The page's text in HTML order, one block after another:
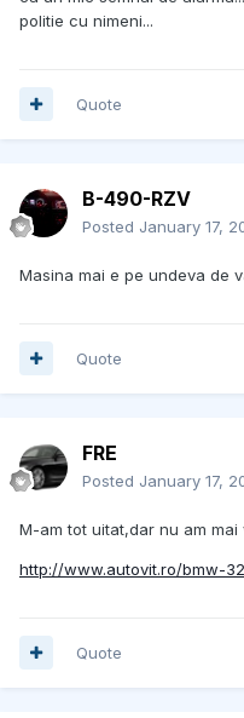
politie cu nimeni...
Quote
B-490-RZV
Posted January 17,
Masina mai e pe undeva de
Quote
FRE
Posted January 17,
M-am tot uitat,dar nu am
http://www.autovit.ro/bmw-
Quote